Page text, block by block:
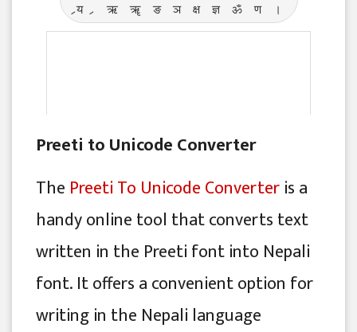
Preeti to Unicode Converter
The Preeti To Unicode Converteris a
handy online tool that converts text
written in the Preeti font into Nepali
font. It offers a convenient option for
writing in the Nepali language